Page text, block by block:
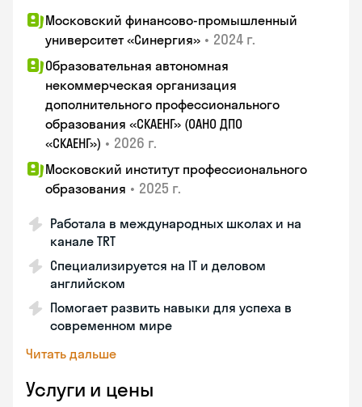
Московский финансово-промышленный
университет «Синергия» • 2024 г.
Образовательная автономная
некоммерческая организация
дополнительного профессионального
образования «СКАЕНГ» (ОАНО ДПО
«СКАЕНГ») • 2026 г.
Московский институт профессионального
образования • 2025 г.
Работала в международных школах и на
канале TRT
Специализируется на IT и деловом
английском
Помогает развить навыки для успеха в
современном мире
Читать дальше
Услуги и цены